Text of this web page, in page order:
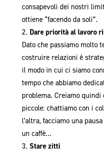
consapevoli dei nostri
ottiene “facendo da soli”.
Dare priorità al lavoro
Dato che passiamo molto
costruire relazioni è
il modo in cui ci siamo
tempo che abbiamo
problema. Creiamo
piccole: chattiamo con i
l’altra, facciamo una
un caffè…
Stare zitti